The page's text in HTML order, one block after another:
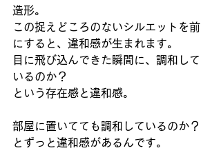
造形。
この捉えどころのないシルエットを前
にすると、違和感が生まれます。
目に飛び込んできた瞬間に、調和して
いるのか？
という存在感と違和感。
部屋に置いてても調和しているのか？
とずっと違和感があるんです。